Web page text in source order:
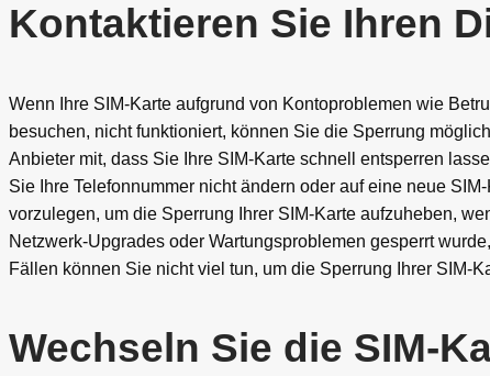
Kontaktieren Sie Ihren
Wenn Ihre SIM-Karte aufgrund von Kontoproblemen wie
besuchen, nicht funktioniert, können Sie die Sperrung
Anbieter mit, dass Sie Ihre SIM-Karte schnell entsperren
Sie Ihre Telefonnummer nicht ändern oder auf eine neue
vorzulegen, um die Sperrung Ihrer SIM-Karte aufzuheben,
Netzwerk-Upgrades oder Wartungsproblemen gesperrt
Fällen können Sie nicht viel tun, um die Sperrung Ihrer SIM-
Wechseln Sie die SIM-